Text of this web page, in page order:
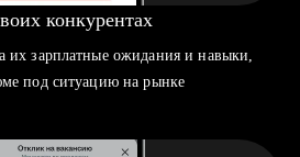
конкурентах
их зарплатные ожидания и навыки,
под ситуацию на рынке